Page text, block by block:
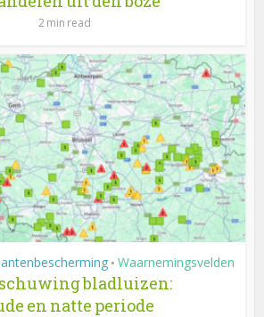
2 min read
• Waarnemingsvelden
bladluizen:
en natte periode